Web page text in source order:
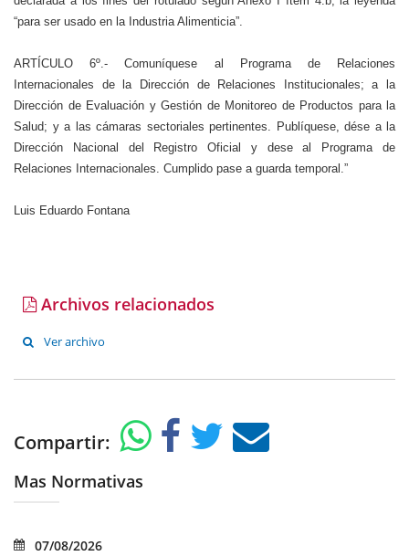
“para ser usado en la Industria Alimenticia”.
ARTÍCULO 6º.- Comuníquese al Programa de Relaciones
Internacionales de la Dirección de Relaciones Institucionales; a la
Dirección de Evaluación y Gestión de Monitoreo de Productos para la
Salud; y a las cámaras sectoriales pertinentes. Publíquese, dése a la
Dirección Nacional del Registro Oficial y dese al Programa de
Relaciones Internacionales. Cumplido pase a guarda temporal.”
Luis Eduardo Fontana
Archivos relacionados
Ver archivo
Compartir:
Mas Normativas
07/08/2026